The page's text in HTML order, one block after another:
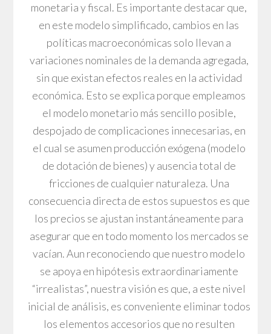
monetaria y fiscal. Es importante destacar que,
en este modelo simplificado, cambios en las
políticas macroeconómicas solo llevan a
variaciones nominales de la demanda agregada,
sin que existan efectos reales en la actividad
económica. Esto se explica porque empleamos
el modelo monetario más sencillo posible,
despojado de complicaciones innecesarias, en
el cual se asumen producción exógena (modelo
de dotación de bienes) y ausencia total de
fricciones de cualquier naturaleza. Una
consecuencia directa de estos supuestos es que
los precios se ajustan instantáneamente para
asegurar que en todo momento los mercados se
vacían. Aun reconociendo que nuestro modelo
se apoya en hipótesis extraordinariamente
“irrealistas”, nuestra visión es que, a este nivel
inicial de análisis, es conveniente eliminar todos
los elementos accesorios que no resulten